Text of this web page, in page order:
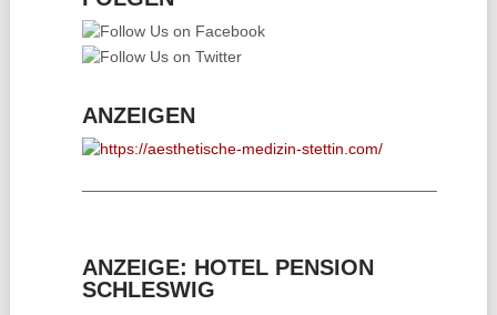
ANZEIGEN
ANZEIGE: HOTEL PENSION
SCHLESWIG